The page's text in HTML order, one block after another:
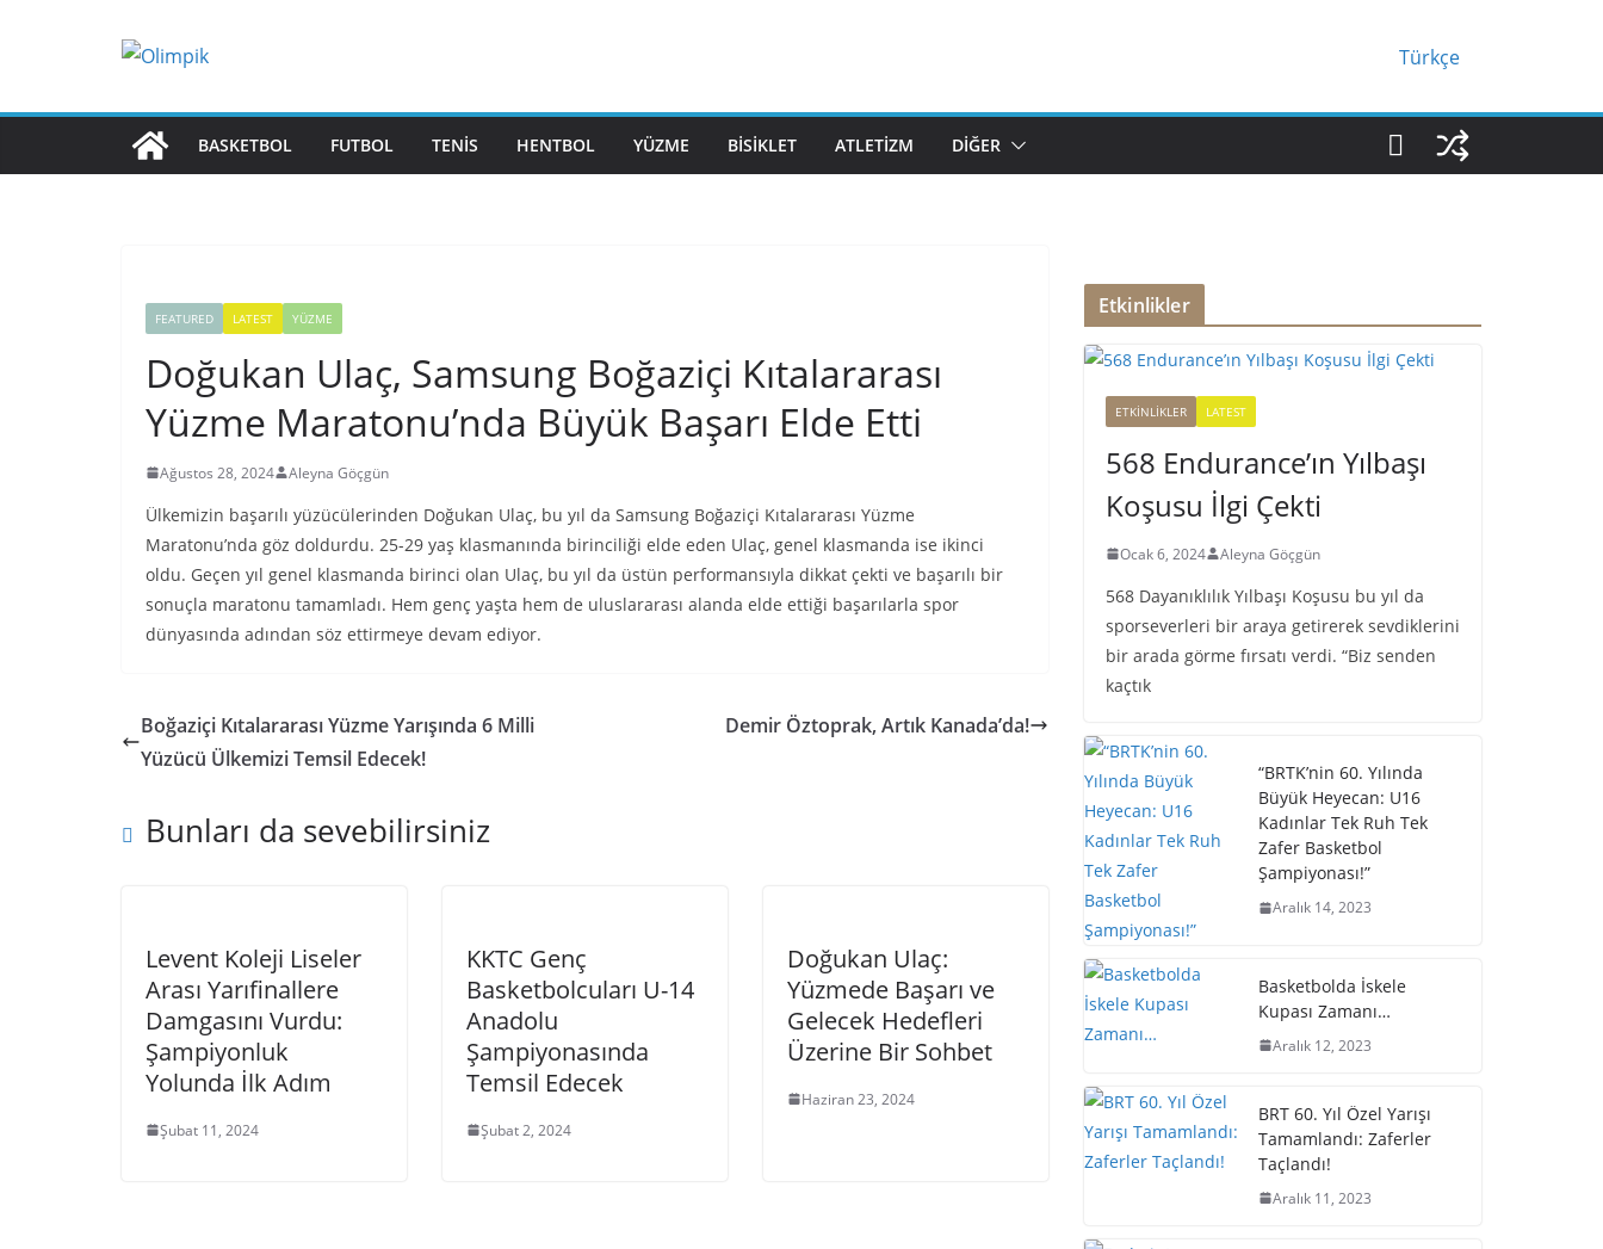
Türkçe
BASKETBOL FUTBOL TENIS HENTBOL YÜZME BISIKLET ATLETIZM DIĞER
FEATURED LATEST YÜZME
Doğukan Ulaç, Samsung Boğaziçi Kıtalararası
Yüzme Maratonu’nda Büyük Başarı Elde Etti
Ağustos 28, 2024 Aleyna Göçgün
Ülkemizin başarılı yüzücülerinden Doğukan Ulaç, bu yıl da Samsung Boğaziçi Kıtalararası Yüzme
Maratonu’nda göz doldurdu. 25-29 yaş klasmanında birinciliği elde eden Ulaç, genel klasmanda ise ikinci
oldu. Geçen yıl genel klasmanda birinci olan Ulaç, bu yıl da üstün performansıyla dikkat çekti ve başarılı bir
sonuçla maratonu tamamladı. Hem genç yaşta hem de uluslararası alanda elde ettiği başarılarla spor
dünyasında adından söz ettirmeye devam ediyor.
Boğaziçi Kıtalararası Yüzme Yarışında 6 Milli
Yüzücü Ülkemizi Temsil Edecek!
Demir Öztoprak, Artık Kanada’da!
Bunları da sevebilirsiniz
Levent Koleji Liseler
Arası Yarıfinallere
Damgasını Vurdu:
Şampiyonluk
Yolunda İlk Adım
Şubat 11, 2024
KKTC Genç
Basketbolcuları U-14
Anadolu
Şampiyonasında
Temsil Edecek
Şubat 2, 2024
Doğukan Ulaç:
Yüzmede Başarı ve
Gelecek Hedefleri
Üzerine Bir Sohbet
Haziran 23, 2024
Etkinlikler
ETKINLIKLER LATEST
568 Endurance’ın Yılbaşı
Koşusu İlgi Çekti
Ocak 6, 2024 Aleyna Göçgün
568 Dayanıklılık Yılbaşı Koşusu bu yıl da
sporseverleri bir araya getirerek sevdiklerini
bir arada görme fırsatı verdi. “Biz senden
kaçtık
“BRTK’nin 60. Yılında
Büyük Heyecan: U16
Kadınlar Tek Ruh Tek
Zafer Basketbol
Şampiyonası!”
Aralık 14, 2023
Basketbolda İskele
Kupası Zamanı…
Aralık 12, 2023
BRT 60. Yıl Özel Yarışı
Tamamlandı: Zaferler
Taçlandı!
Aralık 11, 2023